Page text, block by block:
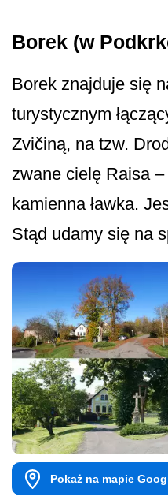
Borek (w
Borek znajduje się
turystycznym
Zvičiną, na tzw.
zwane cielę Raisa –
kamienna ławka.
Stąd udamy się na
Pokaż na mapie